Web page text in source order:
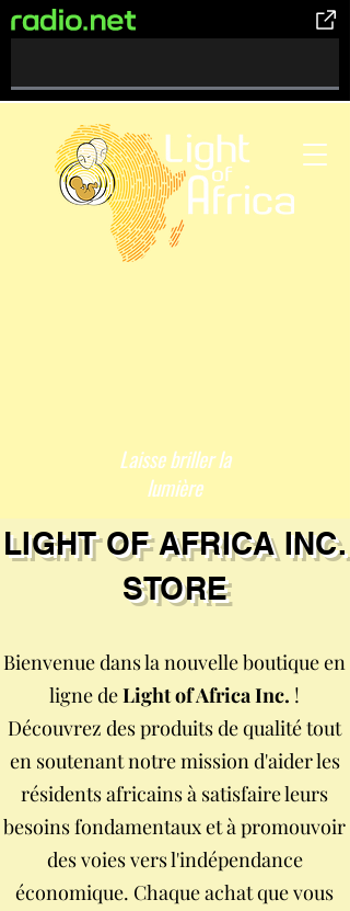
0%
Complete
Laisse briller la
lumière
LIGHT OF AFRICA INC.
STORE
Bienvenue dans la nouvelle boutique en
ligne deLight of Africa Inc. !
Découvrez des produits de qualité tout
en soutenant notre mission d'aider les
résidents africains à satisfaire leurs
besoins fondamentaux et à promouvoir
des voies vers l'indépendance
économique. Chaque achat que vous